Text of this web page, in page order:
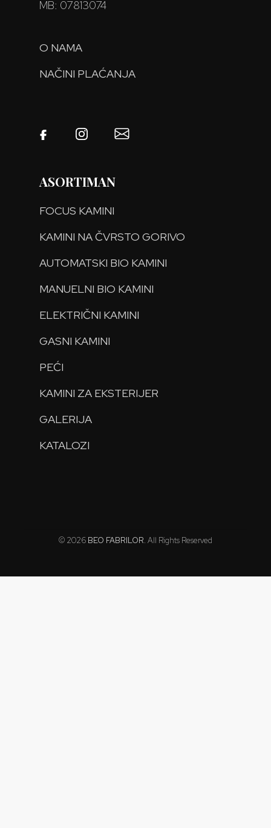
MB: 07813074
O NAMA
NAČINI PLAĆANJA
ASORTIMAN
FOCUS KAMINI
KAMINI NA ČVRSTO GORIVO
AUTOMATSKI BIO KAMINI
MANUELNI BIO KAMINI
ELEKTRIČNI KAMINI
GASNI KAMINI
PEĆI
KAMINI ZA EKSTERIJER
GALERIJA
KATALOZI
© 2026 BEO FABRILOR. All Rights Reserved